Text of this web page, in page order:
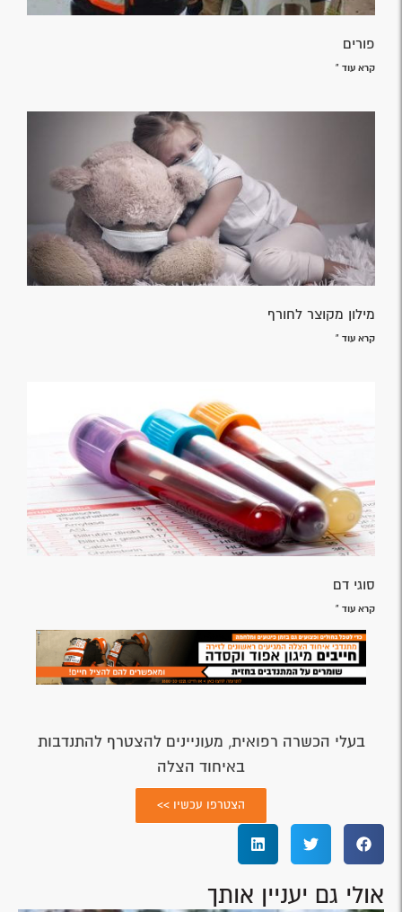
פורים
קרא עוד »
מילון מקוצר לחורף
קרא עוד »
סוגי דם
קרא עוד »
בעלי הכשרה רפואית, מעוניינים להצטרף להתנדבות
באיחוד הצלה
הצטרפו עכשיו >>
אולי גם יעניין אותך